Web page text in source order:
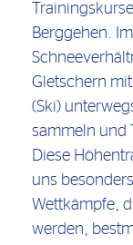
Berggehen.
Gletschern
(Ski)
sammeln und
Diese
uns
Wettkämpfe,
werden,